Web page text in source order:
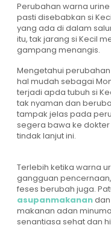
Perubahan warna
pasti disebabkan si
yang ada di dalam
itu, tak jarang si Kecil
gampang menangis.
Mengetahui
hal mudah sebagai
terjadi apda tubuh si
tak nyaman dan
tampak jelas pada
segera bawa ke
tindak lanjut ini.
Terlebih ketika warna
gangguan
feses berubah juga.
asupanmakanan
makanan adan
senantiasa sehat dan